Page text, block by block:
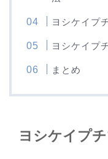
ヨシケイプ
ヨシケイプ
まとめ
ヨシケイプ